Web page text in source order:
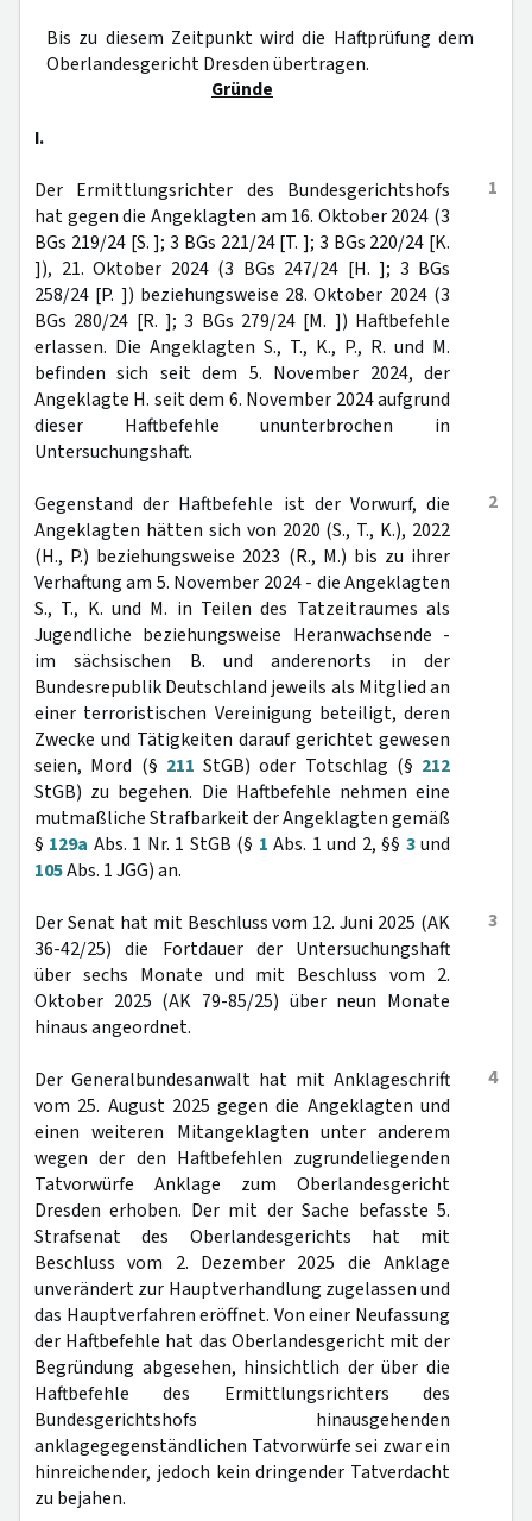
Bis zu diesem Zeitpunkt wird die Haftprüfung dem
Oberlandesgericht Dresden übertragen.
Gründe
I.
1
Der Ermittlungsrichter des Bundesgerichtshofs
hat gegen die Angeklagten am 16. Oktober 2024 (3
BGs 219/24 [S. ]; 3 BGs 221/24 [T. ]; 3 BGs 220/24 [K.
]), 21. Oktober 2024 (3 BGs 247/24 [H. ]; 3 BGs
258/24 [P. ]) beziehungsweise 28. Oktober 2024 (3
BGs 280/24 [R. ]; 3 BGs 279/24 [M. ]) Haftbefehle
erlassen. Die Angeklagten S., T., K., P., R. und M.
befinden sich seit dem 5. November 2024, der
Angeklagte H. seit dem 6. November 2024 aufgrund
dieser Haftbefehle ununterbrochen in
Untersuchungshaft.
2
Gegenstand der Haftbefehle ist der Vorwurf, die
Angeklagten hätten sich von 2020 (S., T., K.), 2022
(H., P.) beziehungsweise 2023 (R., M.) bis zu ihrer
Verhaftung am 5. November 2024 - die Angeklagten
S., T., K. und M. in Teilen des Tatzeitraumes als
Jugendliche beziehungsweise Heranwachsende -
im sächsischen B. und anderenorts in der
Bundesrepublik Deutschland jeweils als Mitglied an
einer terroristischen Vereinigung beteiligt, deren
Zwecke und Tätigkeiten darauf gerichtet gewesen
seien, Mord (§ 211 StGB) oder Totschlag (§ 212
StGB) zu begehen. Die Haftbefehle nehmen eine
mutmaßliche Strafbarkeit der Angeklagten gemäß
§ 129a Abs. 1 Nr. 1 StGB (§ 1 Abs. 1 und 2, §§ 3und
105Abs. 1 JGG) an.
3
Der Senat hat mit Beschluss vom 12. Juni 2025 (AK
36-42/25) die Fortdauer der Untersuchungshaft
über sechs Monate und mit Beschluss vom 2.
Oktober 2025 (AK 79-85/25) über neun Monate
hinaus angeordnet.
4
Der Generalbundesanwalt hat mit Anklageschrift
vom 25. August 2025 gegen die Angeklagten und
einen weiteren Mitangeklagten unter anderem
wegen der den Haftbefehlen zugrundeliegenden
Tatvorwürfe Anklage zum Oberlandesgericht
Dresden erhoben. Der mit der Sache befasste 5.
Strafsenat des Oberlandesgerichts hat mit
Beschluss vom 2. Dezember 2025 die Anklage
unverändert zur Hauptverhandlung zugelassen und
das Hauptverfahren eröffnet. Von einer Neufassung
der Haftbefehle hat das Oberlandesgericht mit der
Begründung abgesehen, hinsichtlich der über die
Haftbefehle des Ermittlungsrichters des
Bundesgerichtshofs hinausgehenden
anklagegegenständlichen Tatvorwürfe sei zwar ein
hinreichender, jedoch kein dringender Tatverdacht
zu bejahen.